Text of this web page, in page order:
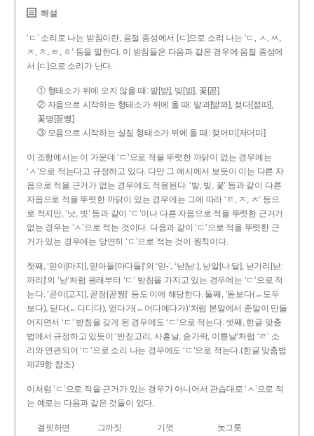
해설
‘ㄷ’ 소리로 나는 받침이란, 음절 종성에서 [ㄷ]으로 소리 나는 ‘ㄷ, ㅅ, ㅆ,
ㅈ, ㅊ, ㅌ, ㅎ’ 등을 말한다. 이 받침들은 다음과 같은 경우에 음절 종성에
서 [ㄷ]으로 소리가 난다.
① 형태소가 뒤에 오지 않을 때: 밭[받], 빚[빋], 꽃[꼳]
② 자음으로 시작하는 형태소가 뒤에 올 때: 밭과[받꽈], 젖다[젇따],
꽃병[꼳뼝]
③ 모음으로 시작하는 실질 형태소가 뒤에 올 때: 젖어미[저더미]
이 조항에서는 이 가운데 ‘ㄷ’으로 적을 뚜렷한 까닭이 없는 경우에는
‘ㅅ’으로 적는다고 규정하고 있다. 다만 그 예시에서 보듯이 이는 다른 자
음으로 적을 근거가 없는 경우에도 적용된다. ‘밭, 빚, 꽃’ 등과 같이 다른
자음으로 적을 뚜렷한 까닭이 있는 경우에는 그에 따라 ‘ㅌ, ㅈ, ㅊ’ 등으
로 적지만, ‘낫, 빗’ 등과 같이 ‘ㄷ’이나 다른 자음으로 적을 뚜렷한 근거가
없는 경우는 ‘ㅅ’으로 적는 것이다. 다음과 같이 ‘ㄷ’으로 적을 뚜렷한 근
거가 있는 경우에는 당연히 ‘ㄷ’으로 적는 것이 원칙이다.
첫째, ‘맏이[마지], 맏아들[마다들]’의 ‘맏-’, ‘낟[낟ː], 낟알[나ː달], 낟가리[낟ː
까리]’의 ‘낟’처럼 원래부터 ‘ㄷ’ 받침을 가지고 있는 경우에는 ‘ㄷ’으로 적
는다. ‘곧이[고지], 곧장[곧짱]’ 등도 이에 해당한다. 둘째, ‘돋보다(←도두
보다), 딛다(←디디다), 얻다가(←어디에다가)’처럼 본말에서 준말이 만들
어지면서 ‘ㄷ’ 받침을 갖게 된 경우에도 ‘ㄷ’으로 적는다. 셋째, 한글 맞춤
법에서 규정하고 있듯이 ‘반짇고리, 사흗날, 숟가락, 이튿날’처럼 ‘ㄹ’ 소
리와 연관되어 ‘ㄷ’으로 소리 나는 경우에도 ‘ㄷ’으로 적는다.(한글 맞춤법
제29항 참조)
이처럼 ‘ㄷ’으로 적을 근거가 있는 경우가 아니어서 관습대로 ‘ㅅ’으로 적
는 예로는 다음과 같은 것들이 있다.
걸핏하면 그까짓 기껏
놋그릇